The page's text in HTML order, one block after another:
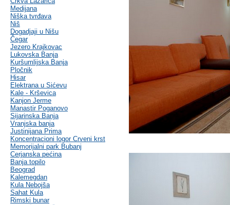
Medijana
Niška tvrđava
Niš
Dogadjaji u Nišu
Čegar
Jezero Krajkovac
Lukovska Banja
Kuršumlijska Banja
Pločnik
Hisar
Elektrana u Sićevu
Kale - Krševica
Kanjon Jerme
Manastir Poganovo
Sijarinska Banja
Vranjska banja
Justinijana Prima
Koncentracioni logor Crveni krst
Memorijalni park Bubanj
Cerjanska pećina
Banja topilo
Beograd
Kalemegdan
Kula Nebojša
Sahat Kula
Rimski bunar